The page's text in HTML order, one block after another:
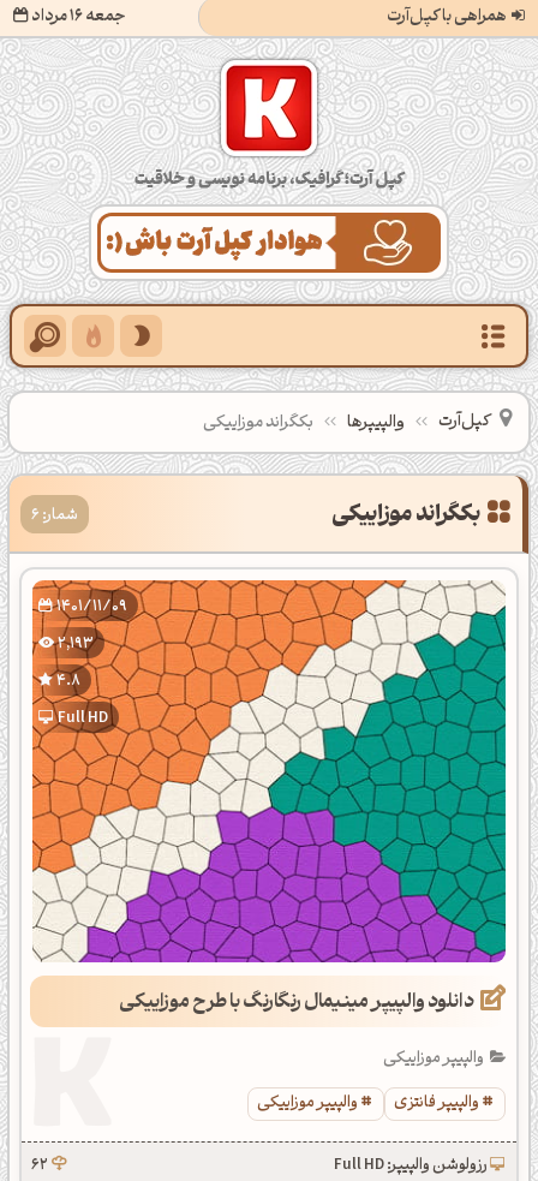
همراهی با کپل‌آرت جمعه 16 مرداد
کپل‌آرت؛ گرافیک، برنامه‌نویسی و خلاقیت
کپل‌آرت والپیپرها بکگراند موزاییکی
شمار: 6
1401/11/09
2,193
4.8
Full HD
دانلود والپیپر مینیمال رنگارنگ با طرح موزاییکی
والپیپر موزاییکی
والپیپر فانتزی
والپیپر موزاییکی
رزولوشن والپیپر: Full HD 62